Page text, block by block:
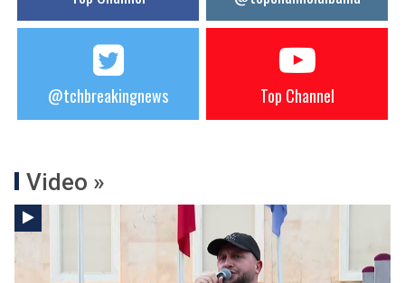
@tchbreakingnews Top Channel
Video »